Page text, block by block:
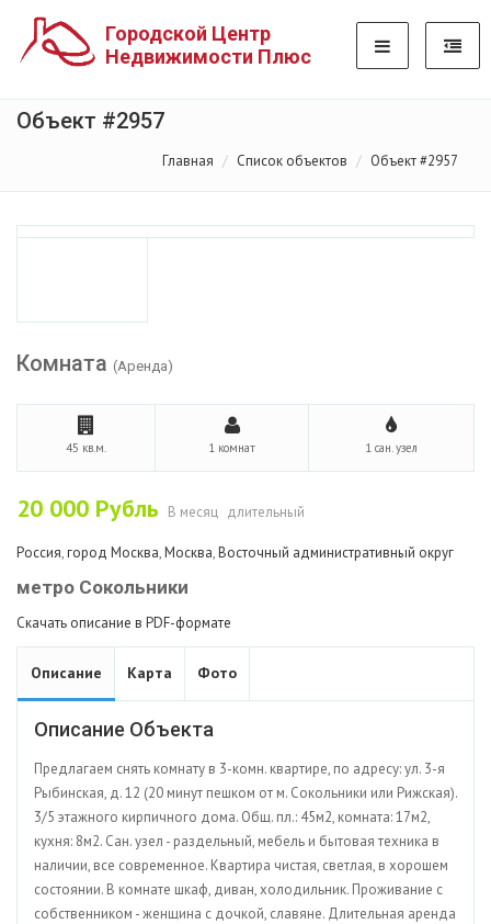
Городской Центр
Недвижимости Плюс
Объект #2957
Главная Список объектов Объект #2957
Комната (Аренда)
45 кв.м. 1 комнат 1 сан. узел
20 000 Рубль В месяц длительный
Россия,город Москва,Москва,Восточный административный округ
метро Сокольники
Скачать описание в PDF-формате
Описание Карта Фото
Описание Объекта
Предлагаем снять комнату в 3-комн. квартире, по адресу: ул. 3-я
Рыбинская, д. 12 (20 минут пешком от м. Сокольники или Рижская).
3/5 этажного кирпичного дома. Общ. пл.: 45м2, комната: 17м2,
кухня: 8м2. Сан. узел - раздельный, мебель и бытовая техника в
наличии, все современное. Квартира чистая, светлая, в хорошем
состоянии. В комнате шкаф, диван, холодильник. Проживание с
собственником - женщина с дочкой, славяне. Длительная аренда